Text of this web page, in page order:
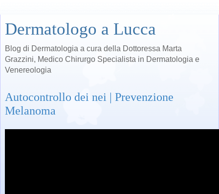
Dermatologo a Lucca
Blog di Dermatologia a cura della Dottoressa Marta
Grazzini, Medico Chirurgo Specialista in Dermatologia e
Venereologia
Autocontrollo dei nei | Prevenzione
Melanoma